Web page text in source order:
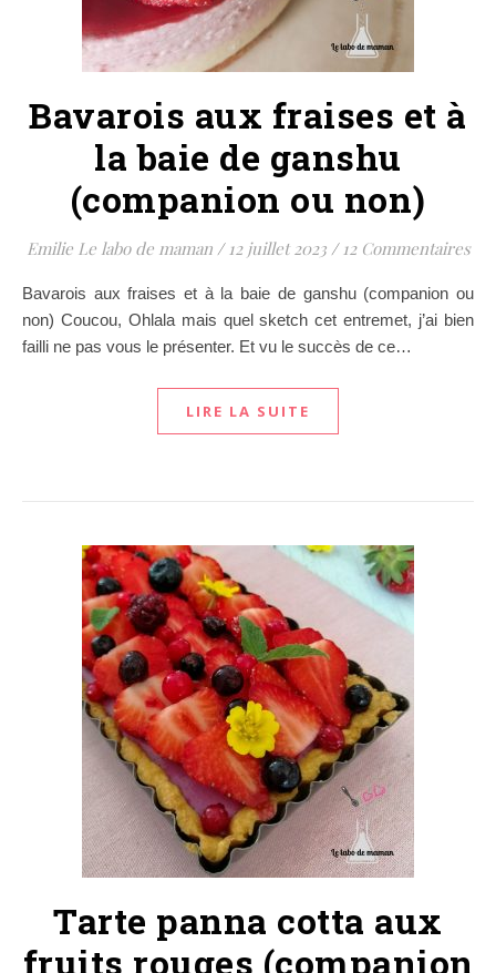
Bavarois aux fraises et à
la baie de ganshu
(companion ou non)
Emilie Le labo de maman / 12 juillet 2023 / 12 Commentaires
Bavarois aux fraises et à la baie de ganshu (companion ou
non) Coucou, Ohlala mais quel sketch cet entremet, j’ai bien
failli ne pas vous le présenter. Et vu le succès de ce…
LIRE LA SUITE
Tarte panna cotta aux
fruits rouges (companion